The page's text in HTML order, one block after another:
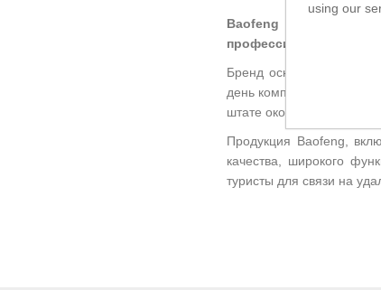
Baofeng — китайский
профессиональной
Бренд основал г-н Ван
день компания
штате около 50
Продукция Baofeng,
качества, широкого
туристы для связи на
using our